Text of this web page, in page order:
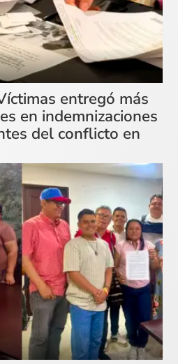
entregó más
en indemnizaciones
del conflicto en